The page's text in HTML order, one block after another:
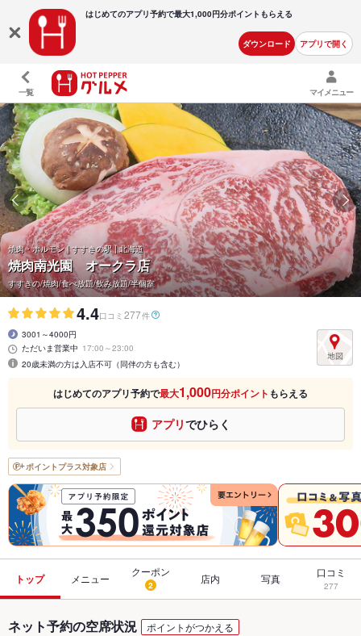
はじめてのアプリ予約で最大1,000円分ポイントもらえる
ダウンロード アプリで開く
一覧 マイメニュー
焼肉・ホルモン | すすきの駅 | 北海道
焼肉南光園 オークラ店
すすきの/焼肉/食べ放題/飲み放題/半個室
4.4口コミ 277件
3001～4000円
ただいま営業中 17:00～23:00
20歳未満の方は入店不可（同伴の方も含む）
はじめてのアプリ予約で最大1,000円分ポイント もらえる
アプリでひらく
ポイントプラス対象店
トップ メニュー
クーポン
2 店内 写真 口コミ
277
ネット予約の空席状況 ポイントがつかえる